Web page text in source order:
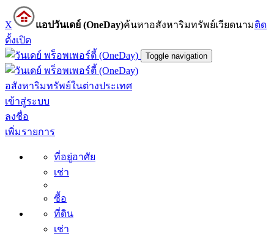
X แอปวันเดย์ (OneDay)ค้นหาอสังหาริมทรัพย์เวียดนามติด
ตั้งเปิด
Toggle navigation
อสังหาริมทรัพย์ในต่างประเทศ
เข้าสู่ระบบ
ลงชื่อ
เพิ่มรายการ
ที่อยู่อาศัย
เช่า
ซื้อ
ที่ดิน
เช่า